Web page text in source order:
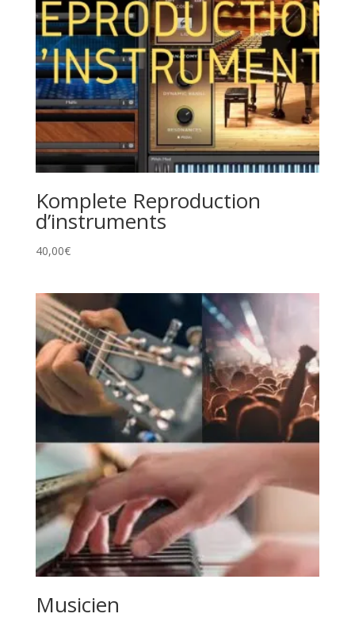
Komplete Reproduction
d’instruments
40,00€
Musicien